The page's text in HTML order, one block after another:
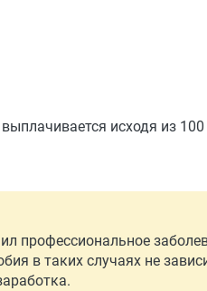
исходя из 100
профессиональное
в таких случаях не